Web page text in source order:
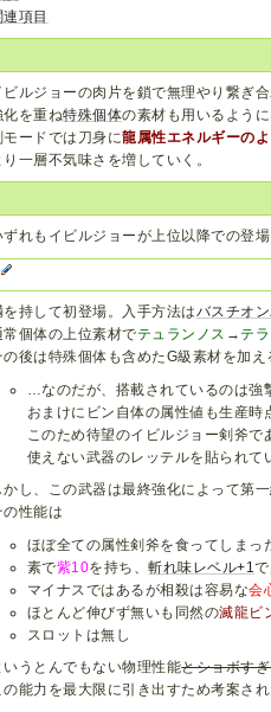
連項目
ビルジョーの肉片を鎖で無理やり繋ぎ
化を重ね特殊個体の素材も用いるよう
モードでは刀身に龍属性エネルギーの
り一層不気味さを増していく。
ずれもイビルジョーが上位以降での登
を持して初登場。入手方法はバスチオ
常個体の上位素材でテュランノス →テ
の後は特殊個体も含めたG級素材を加え
…なのだが、搭載されているのは強
おまけにビン自体の属性値も生産時
このため待望のイビルジョー剣斧
使えない武器のレッテルを貼られて
かし、この武器は最終強化によって第
の性能は
ほぼ全ての属性剣斧を食ってしまっ
素で紫10を持ち、斬れ味レベル+1
マイナスではあるが相殺は容易な会
ほとんど伸びず無いも同然の滅龍ビ
スロットは無し
いうとんでもない物理性能とショボす
の能力を最大限に引き出すため考案さ